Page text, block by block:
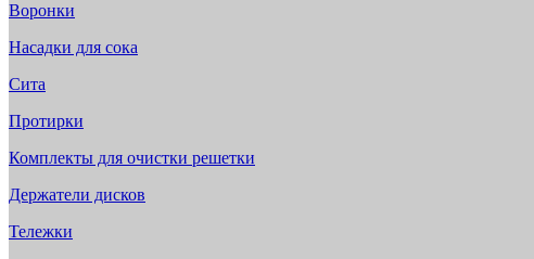
Воронки
Насадки для сока
Сита
Протирки
Комплекты для очистки решетки
Держатели дисков
Тележки